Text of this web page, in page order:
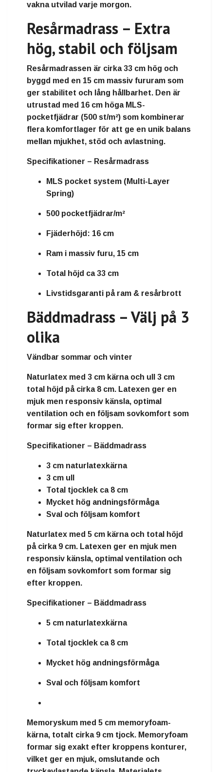
vakna utvilad varje morgon.
Resårmadrass – Extra
hög, stabil och följsam
Resårmadrassen är cirka33 cm hög och
byggd med en 15 cm massiv fururam som
ger stabilitet och lång hållbarhet. Den är
utrustad med 16 cm höga MLS-
pocketfjädrar (500 st/m²) som kombinerar
flera komfortlager för att ge en unik balans
mellan mjukhet, stöd och avlastning.
Specifikationer – Resårmadrass
MLS pocket system (Multi-Layer
Spring)
500 pocketfjädrar/m²
Fjäderhöjd: 16 cm
Ram i massiv furu, 15 cm
Total höjd ca 33 cm
Livstidsgaranti på ram & resårbrott
Bäddmadrass – Välj på 3
olika
Vändbar sommar och vinter
Naturlatex med 3 cm kärna och ull 3 cm
total höjd på cirka 8 cm. Latexen ger en
mjuk men responsiv känsla, optimal
ventilation och en följsam sovkomfort som
formar sig efter kroppen.
Specifikationer – Bäddmadrass
3 cm naturlatexkärna
3 cm ull
Total tjocklek ca 8 cm
Mycket hög andningsförmåga
Sval och följsam komfort
Naturlatex med 5 cm kärnaoch total höjd
på cirka 9 cm. Latexen ger en mjuk men
responsiv känsla, optimal ventilation och
en följsam sovkomfort som formar sig
efter kroppen.
Specifikationer – Bäddmadrass
5 cm naturlatexkärna
Total tjocklek ca 8 cm
Mycket hög andningsförmåga
Sval och följsam komfort
Memoryskum med 5 cm memoryfoam-
kärna, totalt cirka 9 cm tjock. Memoryfoam
formar sig exakt efter kroppens konturer,
vilket ger en mjuk, omslutande och